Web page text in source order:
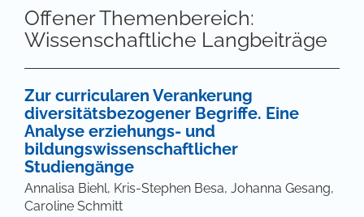
Offener Themenbereich:
Wissenschaftliche Langbeiträge
Zur curricularen Verankerung
diversitätsbezogener Begriffe. Eine
Analyse erziehungs- und
bildungswissenschaftlicher
Studiengänge
Annalisa Biehl, Kris-Stephen Besa, Johanna Gesang,
Caroline Schmitt